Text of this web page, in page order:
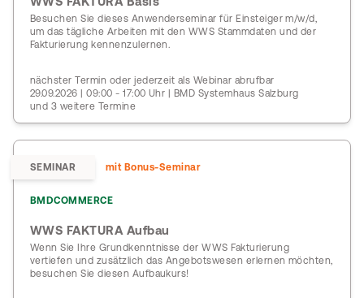
Besuchen Sie dieses Anwenderseminar für Einsteiger m/w/d,
um das tägliche Arbeiten mit den WWS Stammdaten und der
Fakturierung kennenzulernen.
nächster Termin oder jederzeit als Webinar abrufbar
29.09.2026 | 09:00 - 17:00 Uhr | BMD Systemhaus Salzburg
und 3 weitere Termine
SEMINAR mit Bonus-Seminar
BMDCOMMERCE
WWS FAKTURA Aufbau
Wenn Sie Ihre Grundkenntnisse der WWS Fakturierung
vertiefen und zusätzlich das Angebotswesen erlernen möchten,
besuchen Sie diesen Aufbaukurs!